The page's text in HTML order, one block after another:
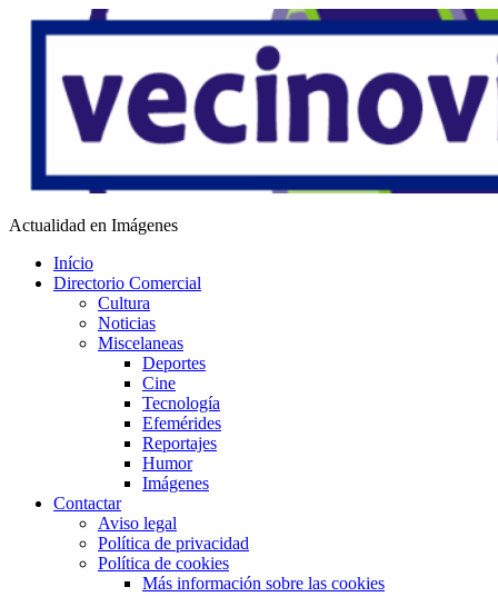
Saltar
Vecino Virtual
Actualidad en Imágenes
Início
Directorio Comercial
Cultura
Noticias
Miscelaneas
Deportes
Cine
Tecnología
Efemérides
Reportajes
Humor
Imágenes
Contactar
Aviso legal
Política de privacidad
Política de cookies
Más información sobre las cookies